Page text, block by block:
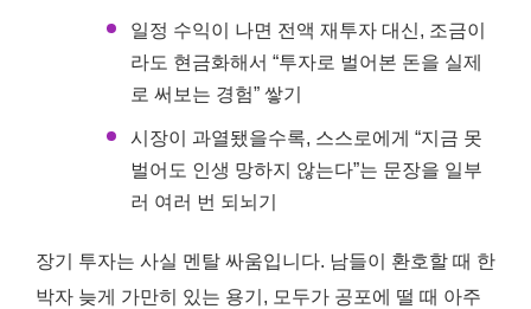
일정 수익이 나면 전액 재투자 대신, 조금이
라도 현금화해서 “투자로 벌어본 돈을 실제
로 써보는 경험” 쌓기
시장이 과열됐을수록, 스스로에게 “지금 못
벌어도 인생 망하지 않는다”는 문장을 일부
러 여러 번 되뇌기
장기 투자는 사실 멘탈 싸움입니다. 남들이 환호할 때 한
박자 늦게 가만히 있는 용기, 모두가 공포에 떨 때 아주